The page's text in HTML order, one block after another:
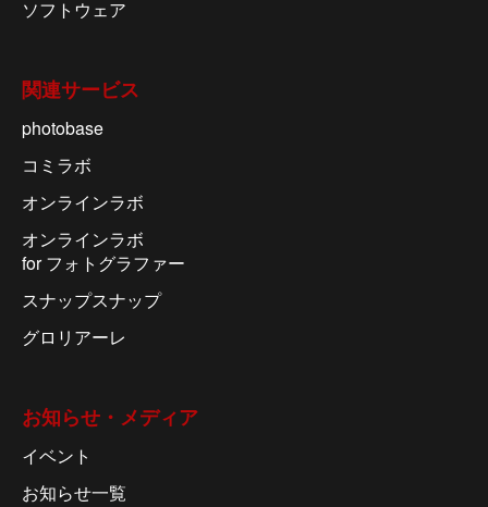
ソフトウェア
関連サービス
photobase
コミラボ
オンラインラボ
オンラインラボ
for フォトグラファー
スナップスナップ
グロリアーレ
お知らせ・メディア
イベント
お知らせ一覧